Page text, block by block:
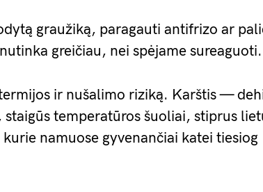
graužiką, paragauti antifrizo ar
greičiau, nei spėjame sureaguoti.
ir nušalimo riziką. Karštis —
temperatūros šuoliai, stiprus
namuose gyvenančiai katei tiesiog